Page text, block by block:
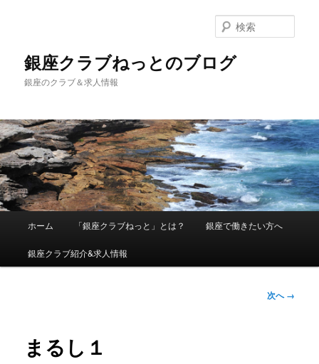
銀座クラブねっとのブログ
銀座のクラブ＆求人情報
索
メインコンテンツへ移動
ホーム 「銀座クラブねっと」とは？ 銀座で働きたい方へ
銀座クラブ紹介&求人情報
画像ナビ
次へ →
まるし１